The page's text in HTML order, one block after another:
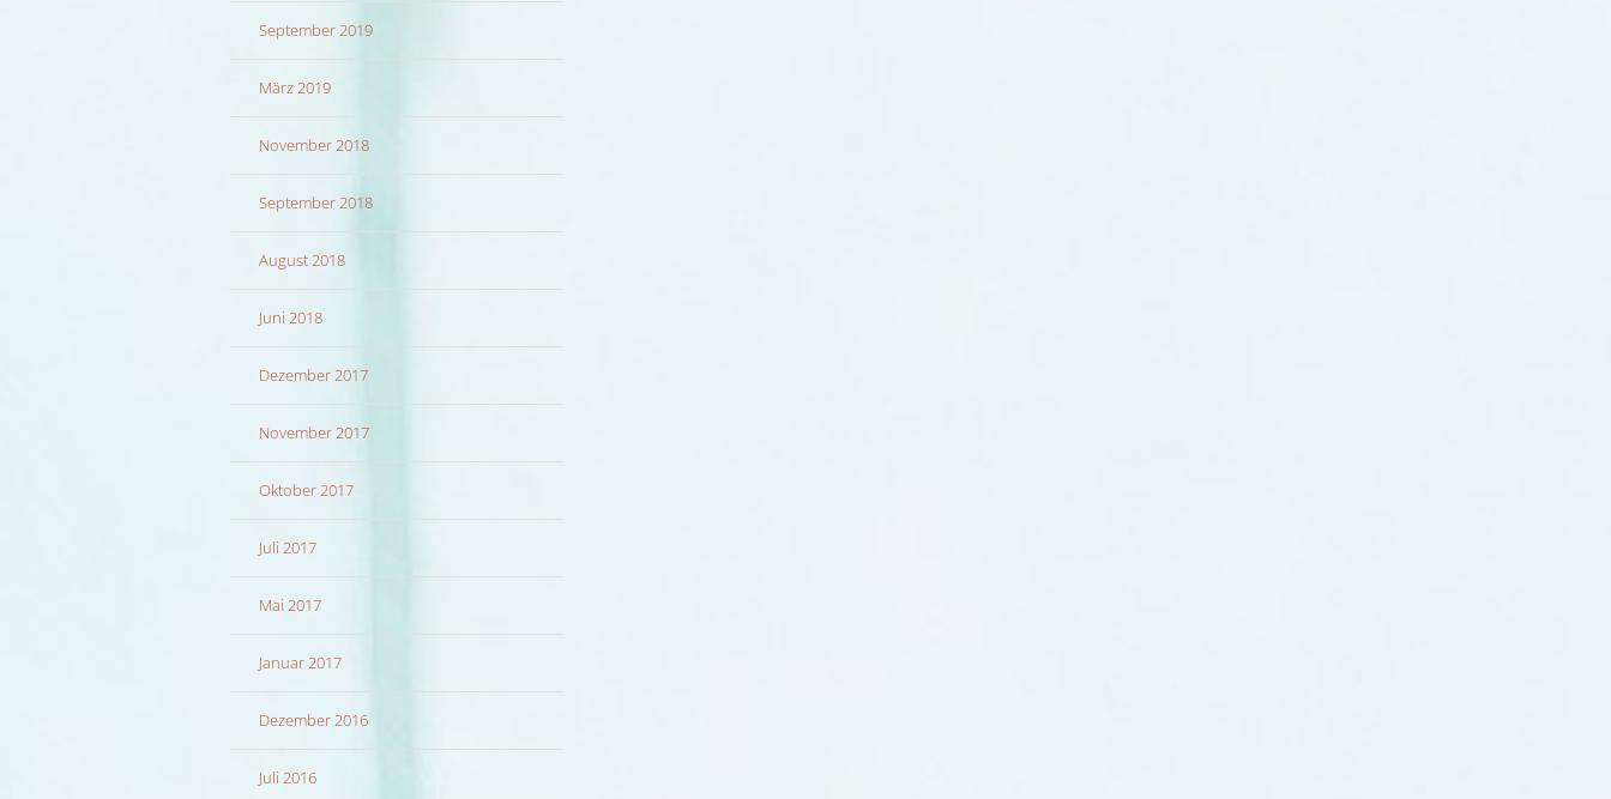
September 2019
März 2019
November 2018
September 2018
August 2018
Juni 2018
Dezember 2017
November 2017
Oktober 2017
Juli 2017
Mai 2017
Januar 2017
Dezember 2016
Juli 2016